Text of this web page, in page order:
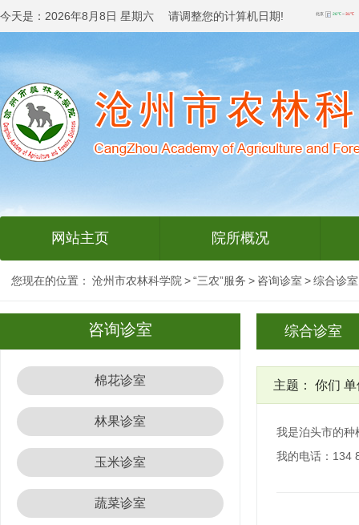
今天是： 2026年8月8日 星期六 请调整您的计算机日期!
网站主页 院所概况
您现在的位置： 沧州市农林科学院 >“三农”服务 > 咨询诊室 >综合诊室
咨询诊室
棉花诊室
林果诊室
玉米诊室
蔬菜诊室
综合诊室
主题： 你们
我是泊头市的种
我的电话：134